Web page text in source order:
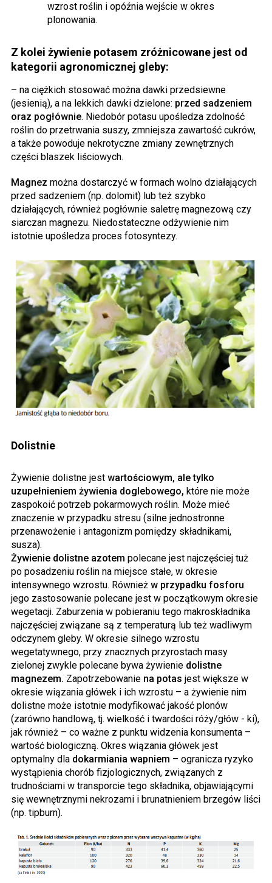
wzrost roślin i opóźnia wejście w okres
plonowania.
Z kolei żywienie potasem zróżnicowane jest od
kategorii agronomicznej gleby:
– na ciężkich stosować można dawki przedsiewne
(jesienią), a na lekkich dawki dzielone: przed sadzeniem
oraz pogłównie. Niedobór potasu upośledza zdolność
roślin do przetrwania suszy, zmniejsza zawartość cukrów,
a także powoduje nekrotyczne zmiany zewnętrznych
części blaszek liściowych.
Magnez można dostarczyć w formach wolno działających
przed sadzeniem (np. dolomit) lub też szybko
działających, również pogłównie saletrę magnezową czy
siarczan magnezu. Niedostateczne odżywienie nim
istotnie upośledza proces fotosyntezy.
Dolistnie
Żywienie dolistne jest wartościowym, ale tylko
uzupełnieniem żywienia doglebowego, które nie może
zaspokoić potrzeb pokarmowych roślin. Może mieć
znaczenie w przypadku stresu (silne jednostronne
przenawożenie i antagonizm pomiędzy składnikami,
susza).
Żywienie dolistne azotem polecane jest najczęściej tuż
po posadzeniu roślin na miejsce stałe, w okresie
intensywnego wzrostu. Również w przypadku fosforu
jego zastosowanie polecane jest w początkowym okresie
wegetacji. Zaburzenia w pobieraniu tego makroskładnika
najczęściej związane są z temperaturą lub też wadliwym
odczynem gleby. W okresie silnego wzrostu
wegetatywnego, przy znacznych przyrostach masy
zielonej zwykle polecane bywa żywienie dolistne
magnezem. Zapotrzebowanie na potas jest większe w
okresie wiązania główek i ich wzrostu – a żywienie nim
dolistne może istotnie modyfikować jakość plonów
(zarówno handlową, tj. wielkość i twardości róży/głów - ki),
jak również – co ważne z punktu widzenia konsumenta –
wartość biologiczną. Okres wiązania główek jest
optymalny dla dokarmiania wapniem – ogranicza ryzyko
wystąpienia chorób fizjologicznych, związanych z
trudnościami w transporcie tego składnika, objawiającymi
się wewnętrznymi nekrozami i brunatnieniem brzegów liści
(np. tipburn).